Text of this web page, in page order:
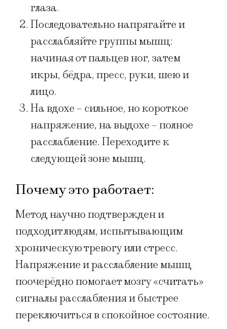
глаза.
Последовательно напрягайте и
расслабляйте группы мышц:
начиная от пальцев ног, затем
икры, бёдра, пресс, руки, шею и
лицо.
На вдохе – сильное, но короткое
напряжение, на выдохе – полное
расслабление. Переходите к
следующей зоне мышц.
Почему это работает:
Метод научно подтвержден и
подходит людям, испытывающим
хроническую тревогу или стресс.
Напряжение и расслабление мышц
поочерёдно помогает мозгу «считать»
сигналы расслабления и быстрее
переключиться в спокойное состояние.